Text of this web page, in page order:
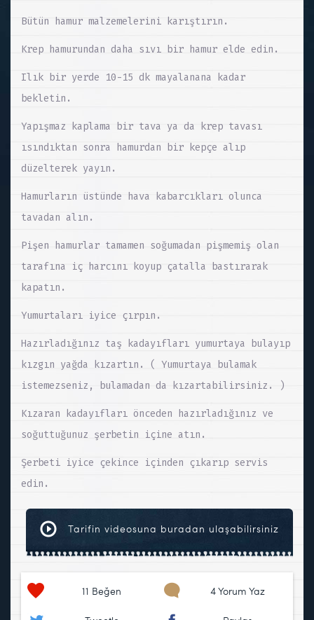
Bütün hamur malzemelerini karıştırın.
Krep hamurundan daha sıvı bir hamur elde edin.
Ilık bir yerde 10-15 dk mayalanana kadar
bekletin.
Yapışmaz kaplama bir tava ya da krep tavası
ısındıktan sonra hamurdan bir kepçe alıp
düzelterek yayın.
Hamurların üstünde hava kabarcıkları olunca
tavadan alın.
Pişen hamurlar tamamen soğumadan pişmemiş olan
tarafına iç harcını koyup çatalla bastırarak
kapatın.
Yumurtaları iyice çırpın.
Hazırladığınız taş kadayıfları yumurtaya bulayıp
kızgın yağda kızartın. ( Yumurtaya bulamak
istemezseniz, bulamadan da kızartabilirsiniz. )
Kızaran kadayıfları önceden hazırladığınız ve
soğuttuğunuz şerbetin içine atın.
Şerbeti iyice çekince içinden çıkarıp servis
edin.
Tarifin videosuna buradan ulaşabilirsiniz
11 Beğen 4 Yorum Yaz